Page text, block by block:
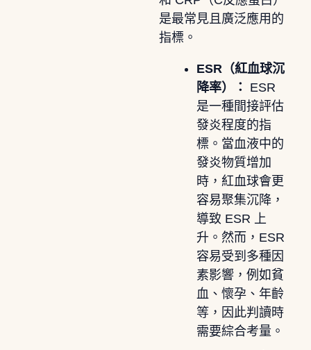
是最常見且廣泛應用的
指標。
ESR（紅血球沉
降率）：
ESR
是一種間接評估
發炎程度的指
標。當血液中的
發炎物質增加
時，紅血球會更
容易聚集沉降，
導致 ESR 上
升。然而，ESR
容易受到多種因
素影響，例如貧
血、懷孕、年齡
等，因此判讀時
需要綜合考量。